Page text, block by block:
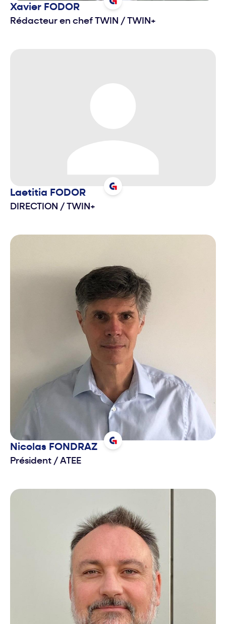
Xavier FODOR
Rédacteur en chef TWIN / TWIN+
Laetitia FODOR
DIRECTION / TWIN+
Nicolas FONDRAZ
Président / ATEE